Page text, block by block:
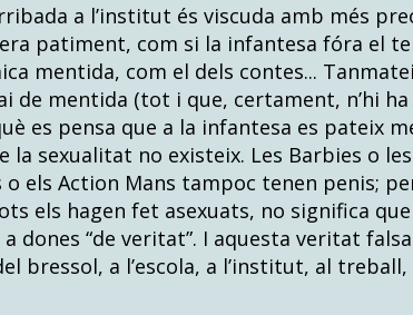
a l’institut és viscuda amb més
patiment, com si la infantesa fóra el
mentida, com el dels contes...
de mentida (tot i que, certament, n’hi
es pensa que a la infantesa es pateix
la sexualitat no existeix. Les Barbies o
o els Action Mans tampoc tenen penis;
els hagen fet asexuats, no significa
dones “de veritat”. I aquesta veritat
bressol, a l’escola, a l’institut, al